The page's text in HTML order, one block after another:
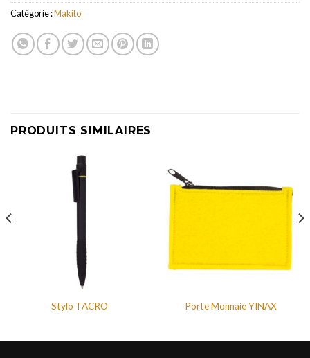
Catégorie :Makito
PRODUITS SIMILAIRES
Stylo TACRO Porte Monnaie YINAX